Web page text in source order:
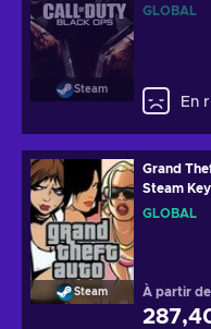
Steam
GLOBAL
En
Steam
Grand
Steam
GLOBAL
À partir de